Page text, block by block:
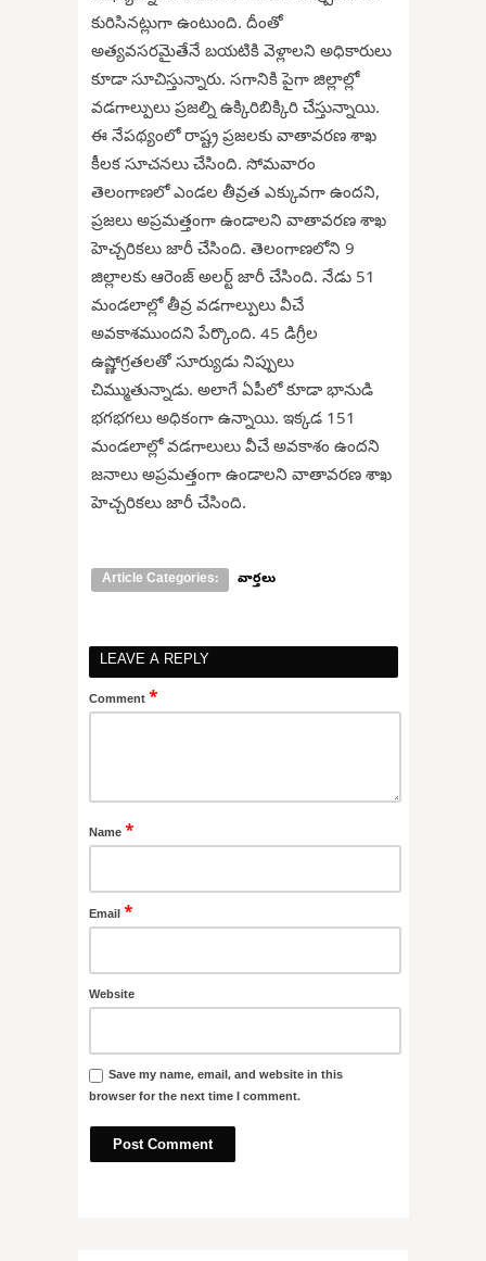
కురిసినట్లుగా ఉంటుంది. దీంతో
అత్యవసరమైతేనే బయటికి వెళ్లాలని అధికారులు
కూడా సూచిస్తున్నారు. సగానికి పైగా జిల్లాల్లో
వడగాల్పులు ప్రజల్ని ఉక్కిరిబిక్కిరి చేస్తున్నాయి.
ఈ నేపథ్యంలో రాష్ట్ర ప్రజలకు వాతావరణ శాఖ
కీలక సూచనలు చేసింది. సోమవారం
తెలంగాణలో ఎండల తీవ్రత ఎక్కువగా ఉందని,
ప్రజలు అప్రమత్తంగా ఉండాలని వాతావరణ శాఖ
హెచ్చరికలు జారీ చేసింది. తెలంగాణలోని 9
జిల్లాలకు ఆరెంజ్ అలర్ట్ జారీ చేసింది. నేడు 51
మండలాల్లో తీవ్ర వడగాల్పులు వీచే
అవకాశముందని పేర్కొంది. 45 డిగ్రీల
ఉష్ణోగ్రతలతో సూర్యుడు నిప్పులు
చిమ్ముతున్నాడు. అలాగే ఏపీలో కూడా భానుడి
భగభగలు అధికంగా ఉన్నాయి. ఇక్కడ 151
మండలాల్లో వడగాలులు వీచే అవకాశం ఉందని
జనాలు అప్రమత్తంగా ఉండాలని వాతావరణ శాఖ
హెచ్చరికలు జారీ చేసింది.
Article Categories: వార్తలు
LEAVE A REPLY
Comment *
Name *
Email *
Website
Save my name, email, and website in this
browser for the next time I comment.